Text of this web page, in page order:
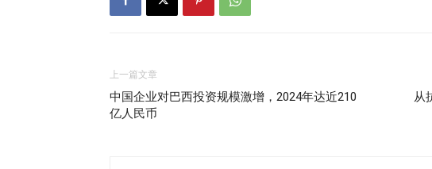
上一篇文章
中国企业对巴西投资规模激增，2024年达近210
亿人民币
从